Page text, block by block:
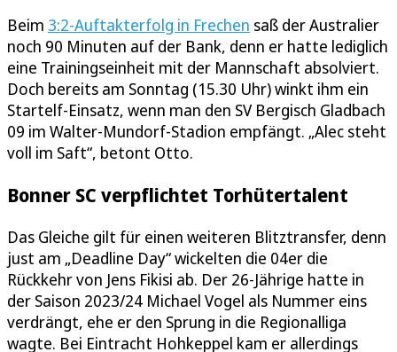
Beim 3:2-Auftakterfolg in Frechen saß der Australier
noch 90 Minuten auf der Bank, denn er hatte lediglich
eine Trainingseinheit mit der Mannschaft absolviert.
Doch bereits am Sonntag (15.30 Uhr) winkt ihm ein
Startelf-Einsatz, wenn man den SV Bergisch Gladbach
09 im Walter-Mundorf-Stadion empfängt. „Alec steht
voll im Saft“, betont Otto.
Bonner SC verpflichtet Torhütertalent
Das Gleiche gilt für einen weiteren Blitztransfer, denn
just am „Deadline Day“ wickelten die 04er die
Rückkehr von Jens Fikisi ab. Der 26-Jährige hatte in
der Saison 2023/24 Michael Vogel als Nummer eins
verdrängt, ehe er den Sprung in die Regionalliga
wagte. Bei Eintracht Hohkeppel kam er allerdings